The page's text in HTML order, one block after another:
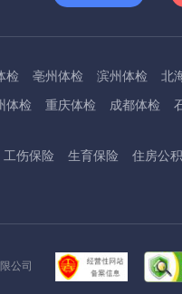
检 亳州体检 滨州体检 北
体检 重庆体检 成都体检
邯郸体检 衡水体检 呼和浩特
金华体检 景德镇体检 九江
廊坊体检 临汾体检 辽阳
六盘水体检 兰州体检
工伤保险 生育保险 住房公
公司